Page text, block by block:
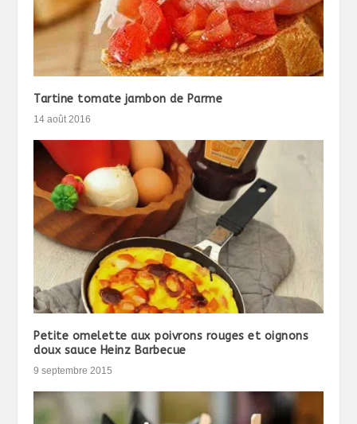
Tartine tomate jambon de Parme
14 août 2016
Petite omelette aux poivrons rouges et oignons
doux sauce Heinz Barbecue
9 septembre 2015